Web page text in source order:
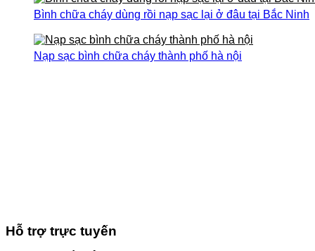
Bình chữa cháy dùng rồi nạp sạc lại ở đâu tại Bắc Ninh
Nạp sạc bình chữa cháy thành phố hà nội
Hỗ trợ trực tuyến